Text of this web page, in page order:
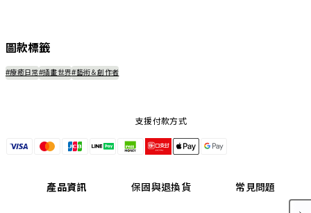
圖款標籤
#療癒日常#插畫世界#藝術＆創作者
支援付款方式
產品資訊 保固與退換貨 常見問題